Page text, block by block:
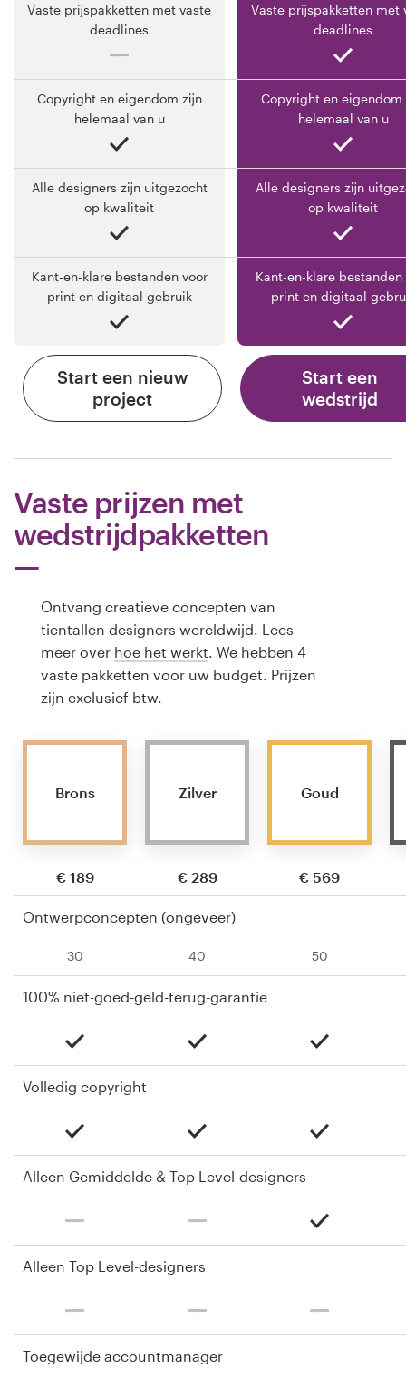
Vaste prijspakketten met vaste
deadlines
Vaste prijspakketten met
deadlines
Copyright en eigendom zijn
helemaal van u
Copyright en eigendom
helemaal van u
Alle designers zijn uitgezocht
op kwaliteit
Alle designers zijn
op kwaliteit
Kant-en-klare bestanden voor
print en digitaal gebruik
Kant-en-klare bestanden
print en digitaal
Start een nieuw
project
Start een
wedstrijd
Vaste prijzen met
wedstrijdpakketten
Ontvang creatieve concepten van
tientallen designers wereldwijd. Lees
meer over hoe het werkt . We hebben 4
vaste pakketten voor uw budget. Prijzen
zijn exclusief btw.
Brons
€ 189
Zilver
€ 289
Goud
€ 569
Ontwerpconcepten (ongeveer)
30 40 50
100% niet-goed-geld-terug-garantie
Volledig copyright
Alleen Gemiddelde & Top Level-designers
Alleen Top Level-designers
Toegewijde accountmanager